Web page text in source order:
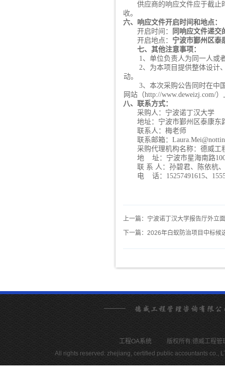
供应商的响应文件应于截止
收。
六、响应文件开启时间和地点：
开启时间：
同 响应文件递交
开启地点 ： 宁波市鄞州区泰
七、其他注意事项：
1、单位负责人为同一人或
2、为本项目提供整体设计
动。
3、本次采购公告同时在中
网站（http://www.deweizj.com/
八、联系方式：
采购人：宁波诺丁汉大学
地址：宁波市鄞州区泰康东
联系人：梅老师
联系邮箱：
采购代理机构名称：德威工
地
址：宁波市星海南路
联 系 人：孙碧君、陈依杭
电
话： 15257491615、
上一篇：宁波诺丁汉大学报告厅外立
下一篇：2026年白蚁防治项目中标候
工程OA系统 版权所有:德威工程管理
All rights reserved: zhejiang, certified public accountants co.,